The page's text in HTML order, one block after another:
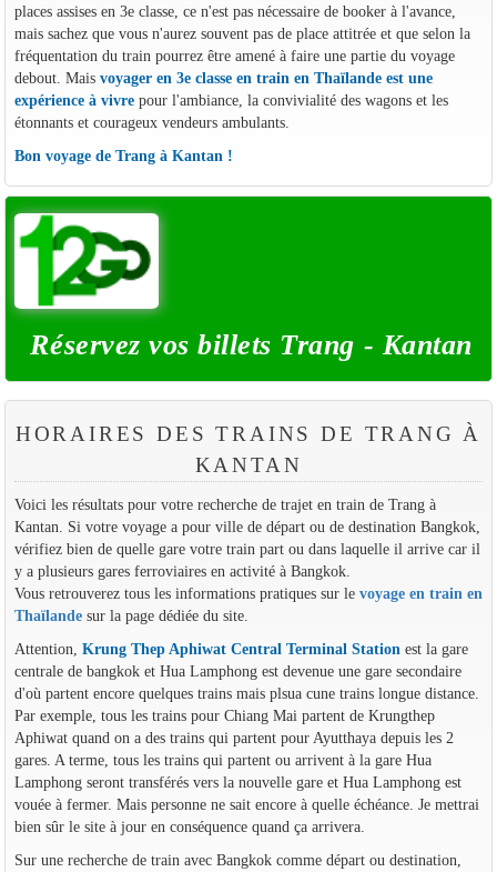
places assises en 3e classe, ce n'est pas nécessaire de booker à l'avance,
mais sachez que vous n'aurez souvent pas de place attitrée et que selon la
fréquentation du train pourrez être amené à faire une partie du voyage
debout. Mais voyager en 3e classe en train en Thaïlande est une
expérience à vivrepour l'ambiance, la convivialité des wagons et les
étonnants et courageux vendeurs ambulants.
Bon voyage de Trang à Kantan !
Réservez vos billets Trang - Kantan
HORAIRES DES TRAINS DE TRANG À
KANTAN
Voici les résultats pour votre recherche de trajet en train de Trang à
Kantan. Si votre voyage a pour ville de départ ou de destination Bangkok,
vérifiez bien de quelle gare votre train part ou dans laquelle il arrive car il
y a plusieurs gares ferroviaires en activité à Bangkok.
Vous retrouverez tous les informations pratiques sur le voyage en train en
Thaïlandesur la page dédiée du site.
Attention, Krung Thep Aphiwat Central Terminal Stationest la gare
centrale de bangkok et Hua Lamphong est devenue une gare secondaire
d'où partent encore quelques trains mais plsua cune trains longue distance.
Par exemple, tous les trains pour Chiang Mai partent de Krungthep
Aphiwat quand on a des trains qui partent pour Ayutthaya depuis les 2
gares. A terme, tous les trains qui partent ou arrivent à la gare Hua
Lamphong seront transférés vers la nouvelle gare et Hua Lamphong est
vouée à fermer. Mais personne ne sait encore à quelle échéance. Je mettrai
bien sûr le site à jour en conséquence quand ça arrivera.
Sur une recherche de train avec Bangkok comme départ ou destination,